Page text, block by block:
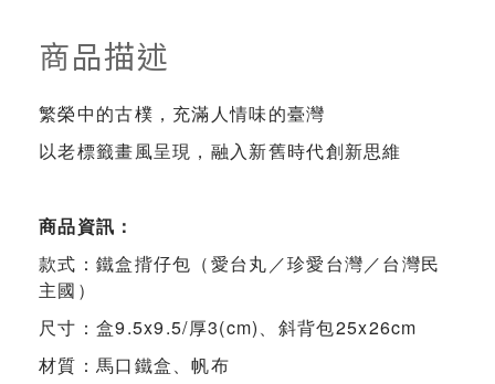
商品描述
繁榮中的古樸，充滿人情味的臺灣
以老標籤畫風呈現，融入新舊時代創新思維
商品資訊：
款式：鐵盒揹仔包（愛台丸／珍愛台灣／台灣民
主國）
尺寸：盒9.5x9.5/厚3(cm)、斜背包25x26cm
材質：馬口鐵盒、帆布